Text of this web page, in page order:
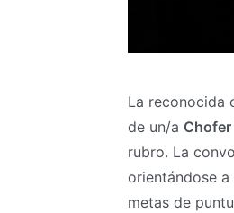
La reconocida
de un/a
rubro. La
orientándose
metas de